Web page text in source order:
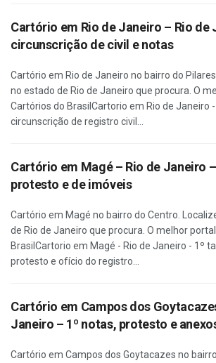
Cartório em Rio de Janeiro – Rio de
circunscrição de civil e notas
Cartório em Rio de Janeiro no bairro do
no estado de Rio de Janeiro que procura. O
Cartórios do BrasilCartorio em Rio de Janeiro
circunscrição de registro civil...
Cartório em Magé – Rio de Janeiro
protesto e de imóveis
Cartório em Magé no bairro do Centro.
de Rio de Janeiro que procura. O melhor
BrasilCartorio em Magé - Rio de Janeiro - 1º
protesto e ofício do registro...
Cartório em Campos dos
Janeiro – 1º notas, protesto e
Cartório em Campos dos Goytacazes no